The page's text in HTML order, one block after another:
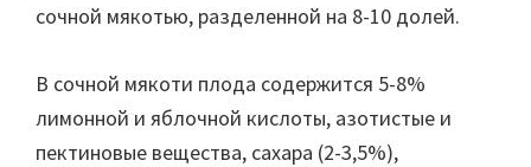
сочной мякотью, разделенной на 8-10 долей.
В сочной мякоти плода содержится 5-8%
лимонной и яблочной кислоты, азотистые и
пектиновые вещества, сахара (2-3,5%),